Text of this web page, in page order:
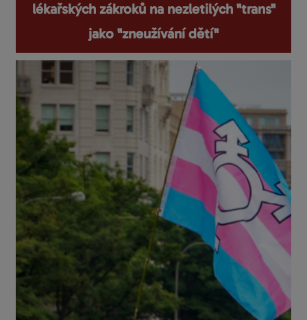
lékařských zákroků na nezletilých "trans"
jako "zneužívání dětí"